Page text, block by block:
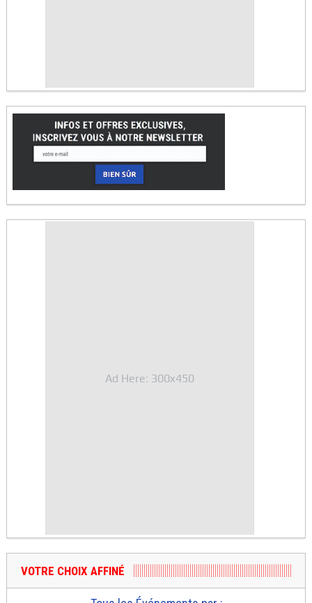
Ad Here: 300x450
VOTRE CHOIX AFFINÉ